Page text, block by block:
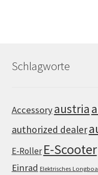
Schlagworte
Accessoryaustria
authorized dealer
E-Roller E-Scooter
Einrad Elektrisches